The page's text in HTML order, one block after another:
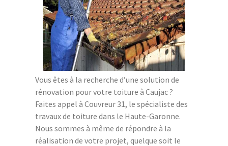
Vous êtes à la recherche d’une solution de
rénovation pour votre toiture à Caujac ?
Faites appel à Couvreur 31, le spécialiste des
travaux de toiture dans le Haute-Garonne.
Nous sommes à même de répondre à la
réalisation de votre projet, quelque soit le